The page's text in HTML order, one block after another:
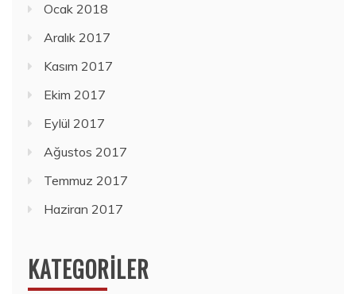
Ocak 2018
Aralık 2017
Kasım 2017
Ekim 2017
Eylül 2017
Ağustos 2017
Temmuz 2017
Haziran 2017
KATEGORILER